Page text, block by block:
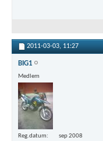
2011-03-03, 11:27
BIG1
Medlem
Reg.datum
sep 2008